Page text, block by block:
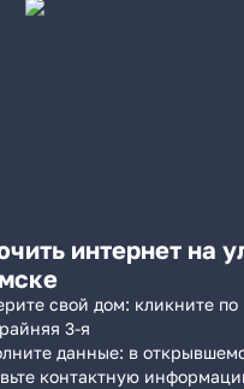
интернет на
свой дом: кликните
3-я
данные: в
контактную